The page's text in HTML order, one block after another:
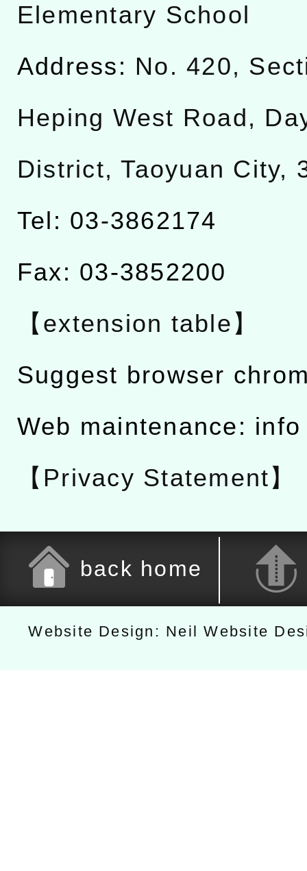
Elementary School
Address: No. 420,
Heping West Road,
District, Taoyuan City,
Tel: 03-3862174
Fax: 03-3852200
【extension table】
Suggest browser
Web maintenance:
【Privacy Statement】
back home
Website Design: Neil Website